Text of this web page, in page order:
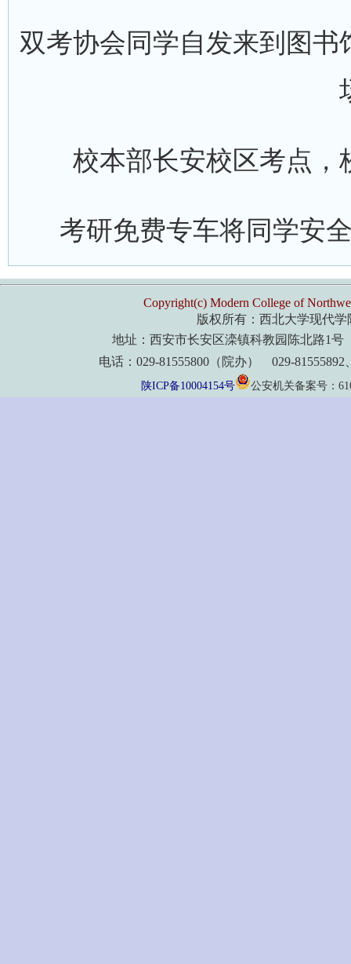
双考协会同学自发来到图
校本部长安校区考点，
考研免费专车将同学安
Copyright(c) Modern College of
版权所有：西北大学现代学
地址：西安市长安区滦镇科教园陈北路1
电话：029-81555800（院办） 029-81555892
陕ICP备10004154号 公安机关备案号：